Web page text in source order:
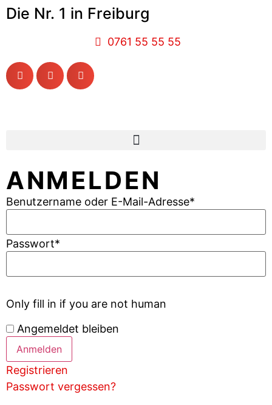
Die Nr. 1 in Freiburg
0761 55 55 55
ANMELDEN
Benutzername oder E-Mail-Adresse*
Passwort*
Only fill in if you are not human
Angemeldet bleiben
Registrieren
Passwort vergessen?